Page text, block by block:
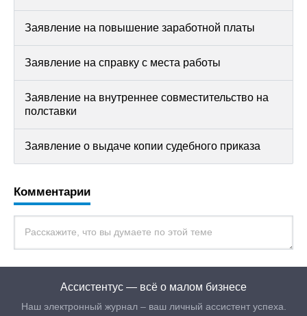
Заявление на повышение заработной платы
Заявление на справку с места работы
Заявление на внутреннее совместительство на
полставки
Заявление о выдаче копии судебного приказа
Комментарии
Ассистентус — всё о малом бизнесе
Наш электронный журнал – ваш личный ассистент успеха.